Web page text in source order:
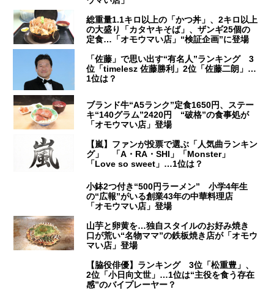
総重量1.1キロ以上の「かつ丼」、2キロ以上
の大盛り「カタヤキそば」、ザンギ25個の
定食…「オモウマい店」“検証企画”に登場
「佐藤」で思い出す“有名人”ランキング 3
位「timelesz 佐藤勝利」2位「佐藤二朗」…
1位は？
ブランド牛“A5ランク”定食1650円、ステー
キ“140グラム”2420円 “破格”の食事処が
「オモウマい店」登場
【嵐】ファンが投票で選ぶ「人気曲ランキン
グ」 「A・RA・SHI」「Monster」
「Love so sweet」…1位は？
小鉢2つ付き“500円ラーメン” 小学4年生
の“広報”がいる創業43年の中華料理店
「オモウマい店」登場
山芋と卵黄を…独自スタイルのお好み焼き
口が荒い“名物ママ”の鉄板焼き店が「オモウ
マい店」登場
【脇役俳優】ランキング 3位「松重豊」、
2位「小日向文世」…1位は“主役を食う存在
感”のバイプレーヤー？